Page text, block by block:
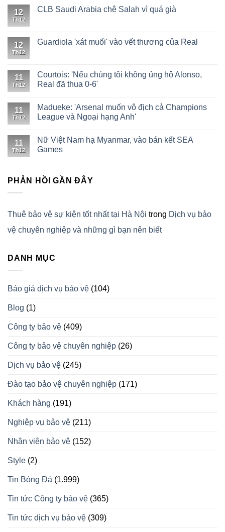
12
Th12
CLB Saudi Arabia chê Salah vì quá già
12
Th12
Guardiola 'xát muối' vào vết thương của Real
11
Th12
Courtois: 'Nếu chúng tôi không ủng hộ Alonso,
Real đã thua 0-6'
11
Th12
Madueke: 'Arsenal muốn vô địch cả Champions
League và Ngoại hạng Anh'
11
Th12
Nữ Việt Nam hạ Myanmar, vào bán kết SEA
Games
PHẢN HỒI GẦN ĐÂY
Thuê bảo vệ sự kiện tốt nhất tại Hà Nội trong Dịch vụ bảo
vệ chuyên nghiệp và những gì bạn nên biết
DANH MỤC
Báo giá dịch vụ bảo vệ (104)
Blog (1)
Công ty bảo vệ (409)
Công ty bảo vệ chuyên nghiệp (26)
Dịch vụ bảo vệ (245)
Đào tạo bảo vệ chuyên nghiệp (171)
Khách hàng (191)
Nghiệp vụ bảo vệ (211)
Nhân viên bảo vệ (152)
Style (2)
Tin Bóng Đá (1.999)
Tin tức Công ty bảo vệ (365)
Tin tức dịch vụ bảo vệ (309)